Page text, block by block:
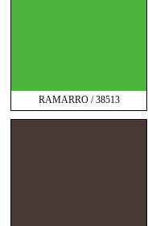
RAMARRO / 38513